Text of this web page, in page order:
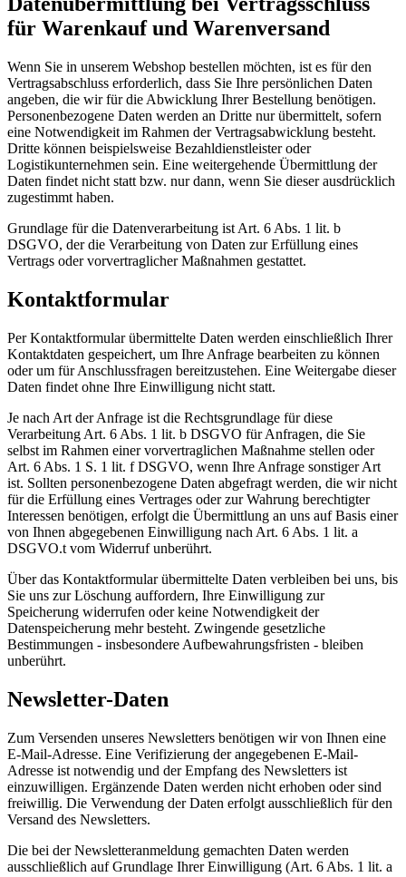
für Warenkauf und Warenversand
Wenn Sie in unserem Webshop bestellen möchten, ist es für den
Vertragsabschluss erforderlich, dass Sie Ihre persönlichen Daten
angeben, die wir für die Abwicklung Ihrer Bestellung benötigen.
Personenbezogene Daten werden an Dritte nur übermittelt, sofern
eine Notwendigkeit im Rahmen der Vertragsabwicklung besteht.
Dritte können beispielsweise Bezahldienstleister oder
Logistikunternehmen sein. Eine weitergehende Übermittlung der
Daten findet nicht statt bzw. nur dann, wenn Sie dieser ausdrücklich
zugestimmt haben.
Grundlage für die Datenverarbeitung ist Art. 6 Abs. 1 lit. b
DSGVO, der die Verarbeitung von Daten zur Erfüllung eines
Vertrags oder vorvertraglicher Maßnahmen gestattet.
Kontaktformular
Per Kontaktformular übermittelte Daten werden einschließlich Ihrer
Kontaktdaten gespeichert, um Ihre Anfrage bearbeiten zu können
oder um für Anschlussfragen bereitzustehen. Eine Weitergabe dieser
Daten findet ohne Ihre Einwilligung nicht statt.
Je nach Art der Anfrage ist die Rechtsgrundlage für diese
Verarbeitung Art. 6 Abs. 1 lit. b DSGVO für Anfragen, die Sie
selbst im Rahmen einer vorvertraglichen Maßnahme stellen oder
Art. 6 Abs. 1 S. 1 lit. f DSGVO, wenn Ihre Anfrage sonstiger Art
ist. Sollten personenbezogene Daten abgefragt werden, die wir nicht
für die Erfüllung eines Vertrages oder zur Wahrung berechtigter
Interessen benötigen, erfolgt die Übermittlung an uns auf Basis einer
von Ihnen abgegebenen Einwilligung nach Art. 6 Abs. 1 lit. a
DSGVO.t vom Widerruf unberührt.
Über das Kontaktformular übermittelte Daten verbleiben bei uns, bis
Sie uns zur Löschung auffordern, Ihre Einwilligung zur
Speicherung widerrufen oder keine Notwendigkeit der
Datenspeicherung mehr besteht. Zwingende gesetzliche
Bestimmungen - insbesondere Aufbewahrungsfristen - bleiben
unberührt.
Newsletter-Daten
Zum Versenden unseres Newsletters benötigen wir von Ihnen eine
E-Mail-Adresse. Eine Verifizierung der angegebenen E-Mail-
Adresse ist notwendig und der Empfang des Newsletters ist
einzuwilligen. Ergänzende Daten werden nicht erhoben oder sind
freiwillig. Die Verwendung der Daten erfolgt ausschließlich für den
Versand des Newsletters.
Die bei der Newsletteranmeldung gemachten Daten werden
ausschließlich auf Grundlage Ihrer Einwilligung (Art. 6 Abs. 1 lit. a